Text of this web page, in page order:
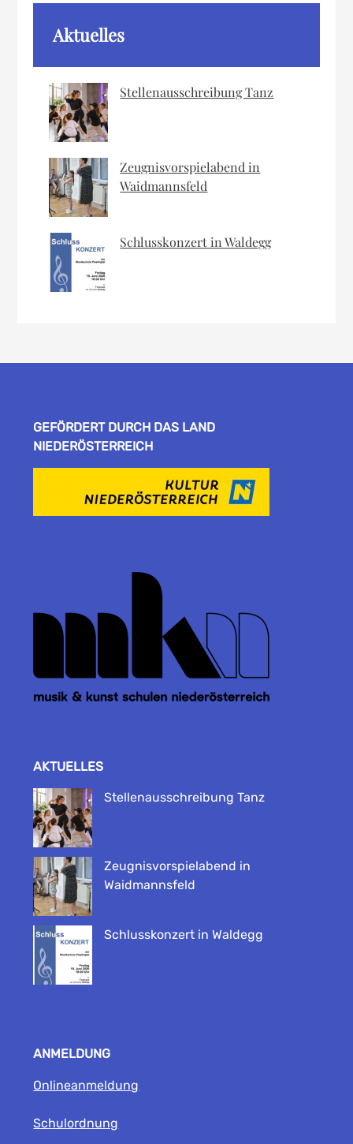
Aktuelles
Stellenausschreibung Tanz
Zeugnisvorspielabend in
Waidmannsfeld
Schlusskonzert in Waldegg
GEFÖRDERT DURCH DAS LAND
NIEDERÖSTERREICH
AKTUELLES
Stellenausschreibung Tanz
Zeugnisvorspielabend in
Waidmannsfeld
Schlusskonzert in Waldegg
ANMELDUNG
Onlineanmeldung
Schulordnung